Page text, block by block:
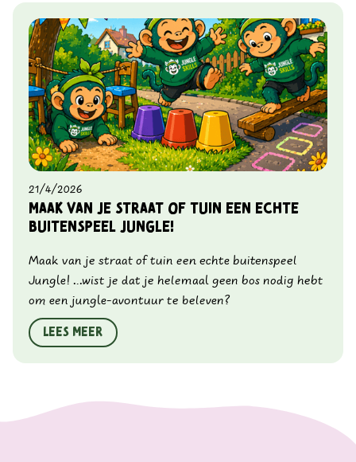
21/4/2026
Maak van je straat of tuin een echte
buitenspeel Jungle!
Maak van je straat of tuin een echte buitenspeel
Jungle! ...wist je dat je helemaal geen bos nodig hebt
om een jungle-avontuur te beleven?
Lees meer